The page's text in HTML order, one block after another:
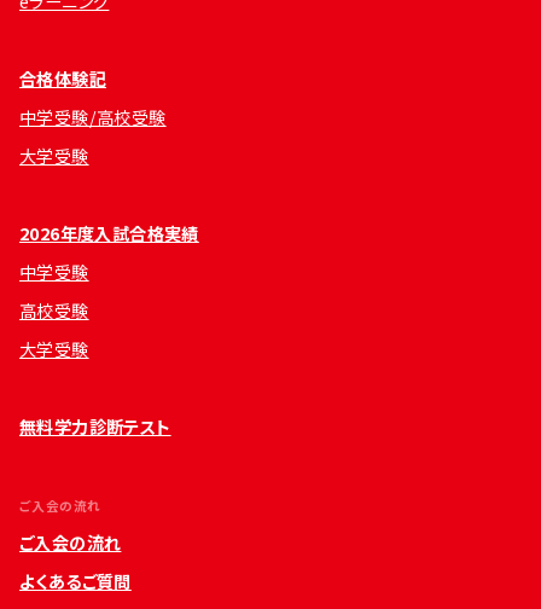
合格体験記
中学受験/高校受験
大学受験
2026年度入試合格実績
中学受験
高校受験
大学受験
無料学力診断テスト
ご入会の流れ
ご入会の流れ
よくあるご質問